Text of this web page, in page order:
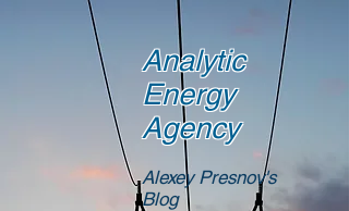
Analytic
Energy
Agency
Alexey Presnov's
Blog